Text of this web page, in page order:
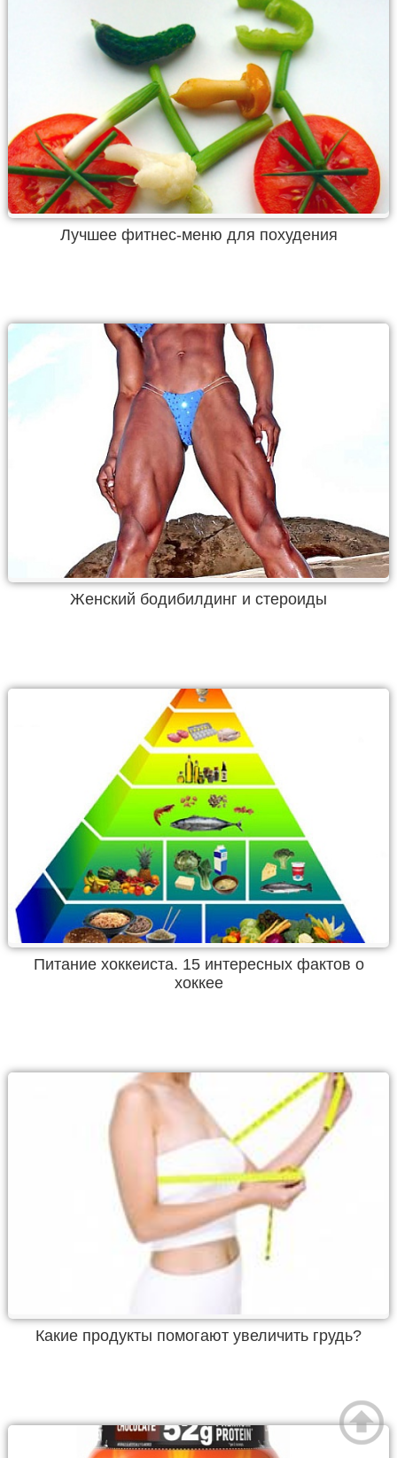
Лучшее фитнес-меню для похудения
Женский бодибилдинг и стероиды
Питание хоккеиста. 15 интересных фактов о
хоккее
Какие продукты помогают увеличить грудь?